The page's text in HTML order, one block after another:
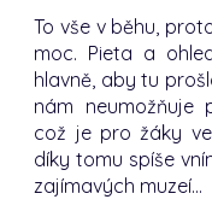
To vše v běhu,
moc. Pieta a
hlavně, aby tu
nám neumožňuje
což je pro žáky
díky tomu spíše
zajímavých muzeí...